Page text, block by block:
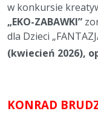
w konkursie
„EKO-ZABAWKI”
dla Dzieci
(kwiecień 2026),
KONRAD